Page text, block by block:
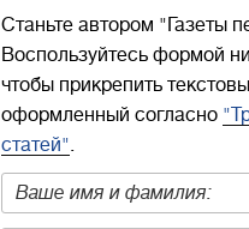
Станьте автором "Газеты
Воспользуйтесь формой
чтобы прикрепить
оформленный согласно
статей".